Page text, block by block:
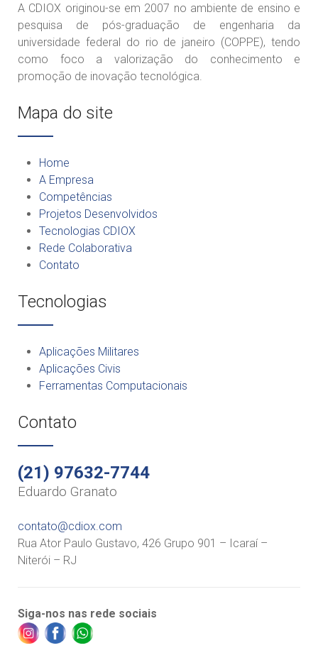
A CDIOX originou-se em 2007 no ambiente de ensino e
pesquisa de pós-graduação de engenharia da
universidade federal do rio de janeiro (COPPE), tendo
como foco a valorização do conhecimento e
promoção de inovação tecnológica.
Mapa do site
Home
A Empresa
Competências
Projetos Desenvolvidos
Tecnologias CDIOX
Rede Colaborativa
Contato
Tecnologias
Aplicações Militares
Aplicações Civis
Ferramentas Computacionais
Contato
(21) 97632-7744
Eduardo Granato
contato@cdiox.com
Rua Ator Paulo Gustavo, 426 Grupo 901 – Icaraí –
Niterói – RJ
Siga-nos nas rede sociais